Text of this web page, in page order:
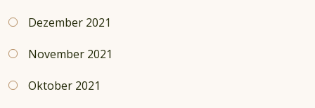
Dezember 2021
November 2021
Oktober 2021